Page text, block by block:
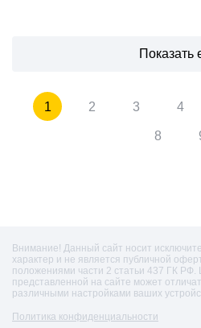
Показать
1 2 3 4
8
Внимание! Данный сайт носит
характер и не является публичной
положениями части 2 статьи 437 ГК РФ.
представленной на сайте может
различными настройками ваших
Политика конфиденциальности